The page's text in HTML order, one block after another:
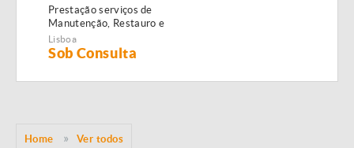
Prestação serviços de
Manutenção, Restauro e
Remodelação de
imóveis!
Lisboa
Sob Consulta
Home Ver todos